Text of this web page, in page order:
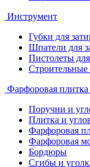
Инструмент
Губки для
Шпатели для
Пистолеты
Строительные
Фарфоровая плитка
Поручни и
Плитка и
Фарфоровая
Фарфоровая
Бордюры
Сгибы и